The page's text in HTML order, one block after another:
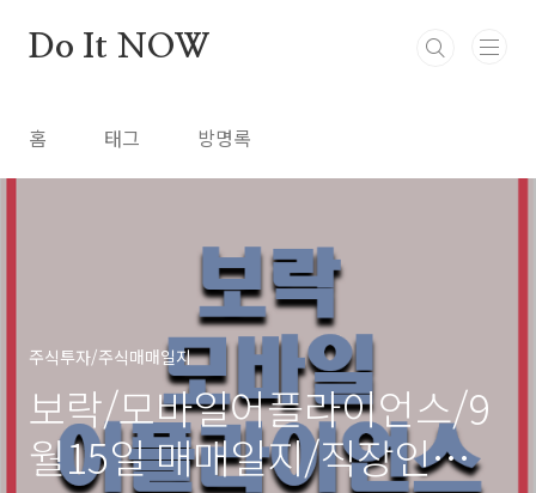
Do It NOW
홈 태그 방명록
주식투자/주식매매일지
보락/모바일어플라이언스/9
월15일 매매일지/직장인재테